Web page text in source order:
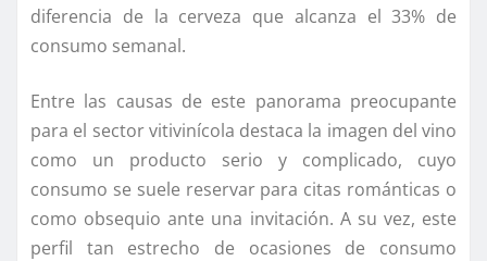
diferencia de la cerveza que alcanza el 33% de
consumo semanal.
Entre las causas de este panorama preocupante
para el sector vitivinícola destaca la imagen del vino
como un producto serio y complicado, cuyo
consumo se suele reservar para citas románticas o
como obsequio ante una invitación. A su vez, este
perfil tan estrecho de ocasiones de consumo